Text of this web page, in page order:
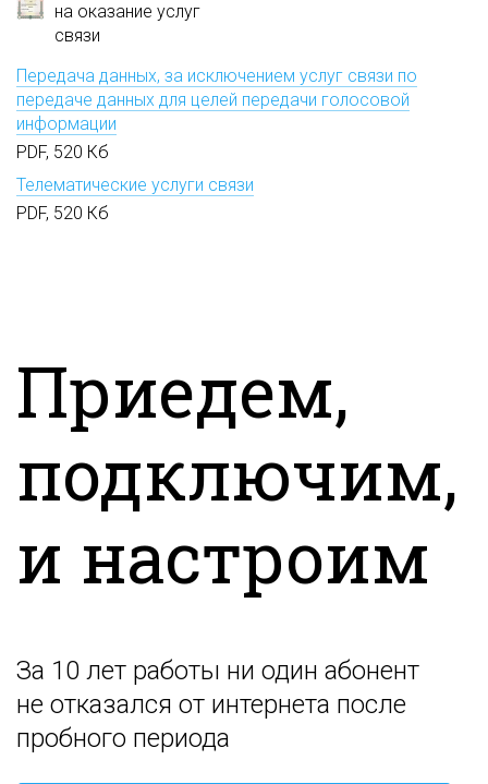
на оказание услуг
связи
Передача данных, за исключением услуг связи по
передаче данных для целей передачи голосовой
информации
PDF, 520 Кб
Телематические услуги связи
PDF, 520 Кб
Приедем,
подключим,
и настроим
За 10 лет работы ни один абонент
не отказался от интернета после
пробного периода